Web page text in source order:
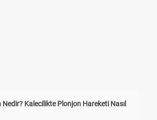
Nedir? Kalecilikte Plonjon Hareketi Nasıl